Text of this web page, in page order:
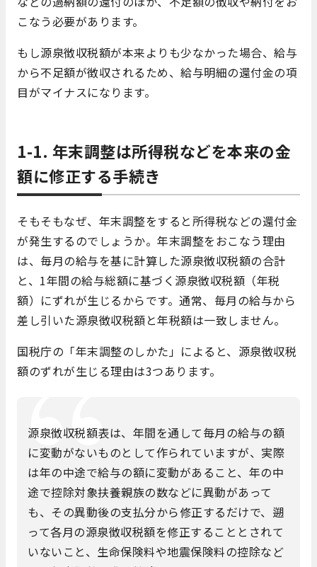
こなう必要があります。
もし源泉徴収税額が本来よりも少なかった場合、給与
から不足額が徴収されるため、給与明細の還付金の項
目がマイナスになります。
1-1. 年末調整は所得税などを本来の金
額に修正する手続き
そもそもなぜ、年末調整をすると所得税などの還付金
が発生するのでしょうか。年末調整をおこなう理由
は、毎月の給与を基に計算した源泉徴収税額の合計
と、1年間の給与総額に基づく源泉徴収税額（年税
額）にずれが生じるからです。通常、毎月の給与から
差し引いた源泉徴収税額と年税額は一致しません。
国税庁の「年末調整のしかた」によると、源泉徴収税
額のずれが生じる理由は3つあります。
源泉徴収税額表は、年間を通して毎月の給与の額
に変動がないものとして作られていますが、実際
は年の中途で給与の額に変動があること、年の中
途で控除対象扶養親族の数などに異動があって
も、その異動後の支払分から修正するだけで、遡
って各月の源泉徴収税額を修正することとされて
いないこと、生命保険料や地震保険料の控除など